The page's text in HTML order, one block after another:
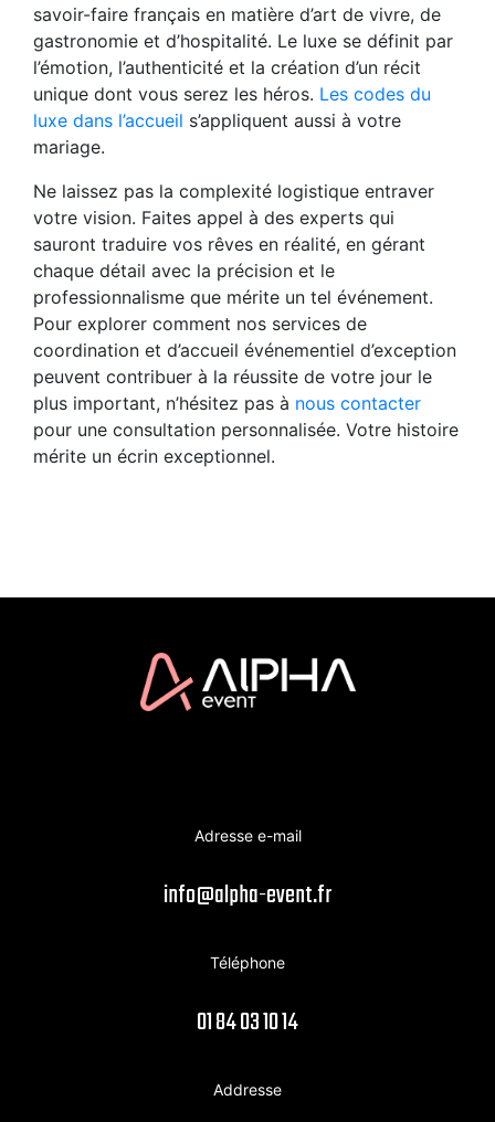
savoir-faire français en matière d’art de vivre, de
gastronomie et d’hospitalité. Le luxe se définit par
l’émotion, l’authenticité et la création d’un récit
unique dont vous serez les héros. Les codes du
luxe dans l’accueil s’appliquent aussi à votre
mariage.
Ne laissez pas la complexité logistique entraver
votre vision. Faites appel à des experts qui
sauront traduire vos rêves en réalité, en gérant
chaque détail avec la précision et le
professionnalisme que mérite un tel événement.
Pour explorer comment nos services de
coordination et d’accueil événementiel d’exception
peuvent contribuer à la réussite de votre jour le
plus important, n’hésitez pas à nous contacter
pour une consultation personnalisée. Votre histoire
mérite un écrin exceptionnel.
Adresse e-mail
info@alpha-event.fr
Téléphone
01 84 03 10 14
Addresse